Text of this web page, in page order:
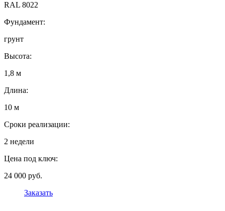
RAL 8022
Фундамент:
грунт
Высота:
1,8 м
Длина:
10 м
Сроки реализации:
2 недели
Цена под ключ:
24 000 руб.
Заказать